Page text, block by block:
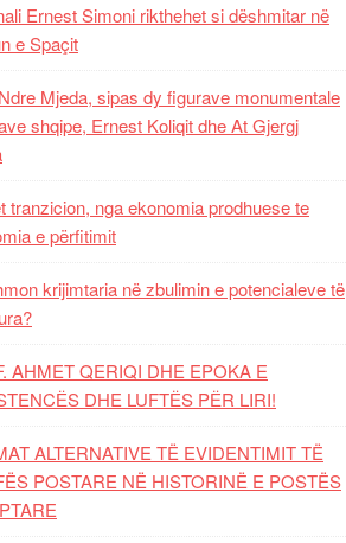
Ernest Simoni rikthehet si dëshmitar në
e Spaçit
Mjeda, sipas dy figurave monumentale
shqipe, Ernest Koliqit dhe At Gjergj
tranzicion, nga ekonomia prodhuese te
e përfitimit
krijimtaria në zbulimin e potencialeve të
AHMET QERIQI DHE EPOKA E
DHE LUFTЁS PЁR LIRI!
ALTERNATIVE TË EVIDENTIMIT TË
POSTARE NË HISTORINË E POSTËS